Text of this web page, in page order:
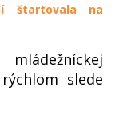
štartovala na
slede